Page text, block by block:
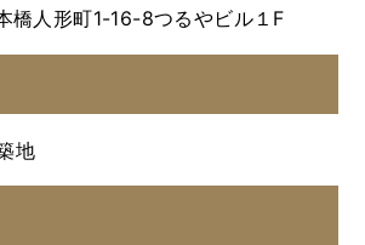
橋人形町1-16-8つるやビル１F
地